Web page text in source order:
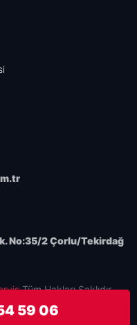
No:35/2 Çorlu/Tekirdağ
Tüm Hakları Saklıdır.
:
59 06